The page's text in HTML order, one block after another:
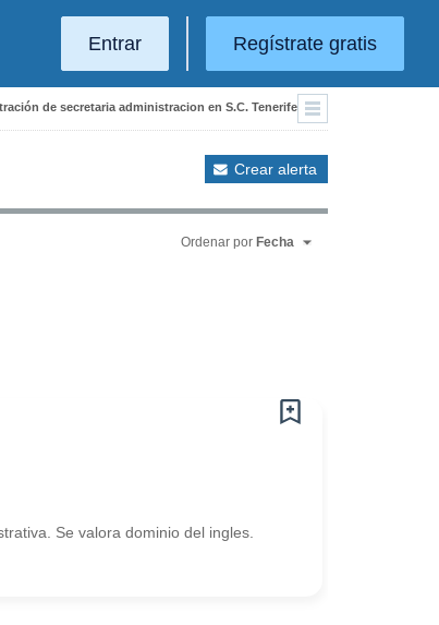
Entrar Regístrate gratis
de secretaria administracion en S.C. Tenerife
Crear alerta
Ordenar por Fecha
Se valora dominio del ingles.